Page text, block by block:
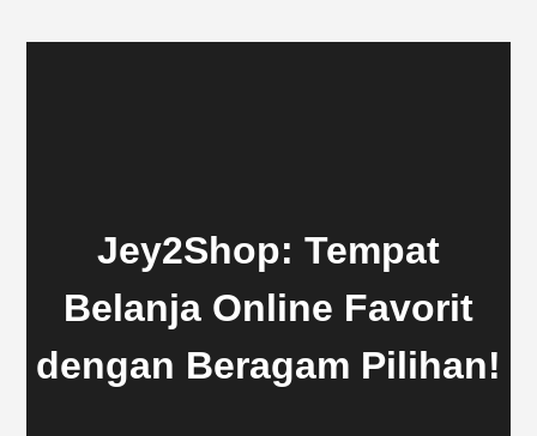
Jey2Shop: Tempat
Belanja Online Favorit
dengan Beragam Pilihan!